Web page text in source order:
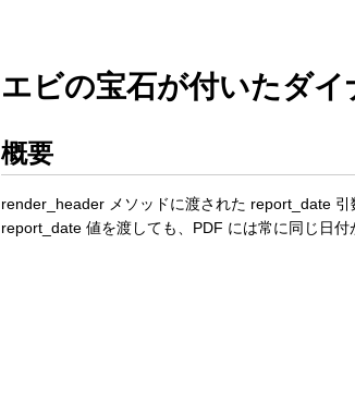
エビの宝石が付いたダ
概要
render_header メソッドに渡された report_date
report_date 値を渡しても、PDF には常に同じ日付